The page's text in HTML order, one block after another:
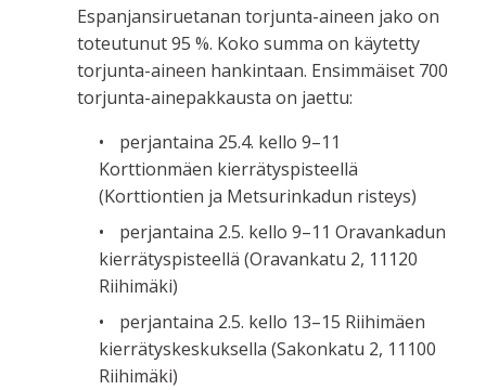
Espanjansiruetanan torjunta-aineen jako on
toteutunut 95 %. Koko summa on käytetty
torjunta-aineen hankintaan. Ensimmäiset 700
torjunta-ainepakkausta on jaettu:
perjantaina 25.4. kello 9–11
Korttionmäen kierrätyspisteellä
(Korttiontien ja Metsurinkadun risteys)
perjantaina 2.5. kello 9–11 Oravankadun
kierrätyspisteellä (Oravankatu 2, 11120
Riihimäki)
perjantaina 2.5. kello 13–15 Riihimäen
kierrätyskeskuksella (Sakonkatu 2, 11100
Riihimäki)